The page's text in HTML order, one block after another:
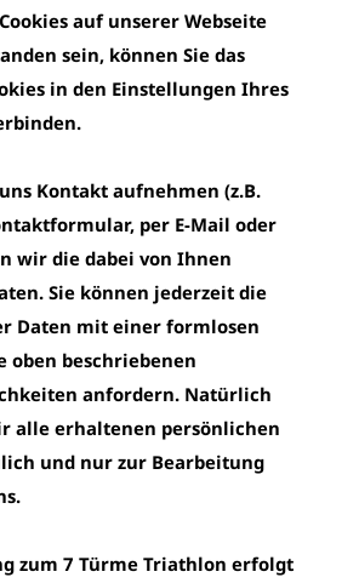
auf unserer Webseite
sein, können Sie das
in den Einstellungen Ihres
Kontakt aufnehmen (z.B.
per E-Mail oder
wir die dabei von Ihnen
Sie können jederzeit die
Daten mit einer formlosen
oben beschriebenen
anfordern. Natürlich
alle erhaltenen persönlichen
und nur zur Bearbeitung
zum 7 Türme Triathlon erfolgt